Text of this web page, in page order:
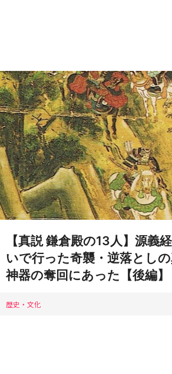
【真説 鎌倉殿の13人】源義
いで行った奇襲・逆落とし
神器の奪回にあった【後編】
歴史・文化